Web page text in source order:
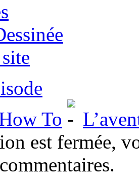
To
est fermée,